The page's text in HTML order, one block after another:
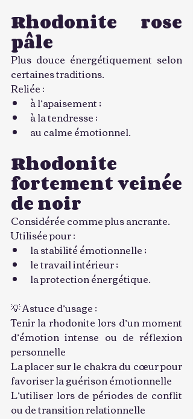
Rhodonite rose
pâle
Plus douce énergétiquement selon
certaines traditions.
Reliée :
à l’apaisement ;
à la tendresse ;
au calme émotionnel.
Rhodonite
fortement veinée
de noir
Considérée comme plus ancrante.
Utilisée pour :
la stabilité émotionnelle ;
le travail intérieur ;
la protection énergétique.
💡 Astuce d’usage :
Tenir la rhodonite lors d’un moment
d’émotion intense ou de réflexion
personnelle
La placer sur le chakra du cœur pour
favoriser la guérison émotionnelle
L’utiliser lors de périodes de conflit
ou de transition relationnelle